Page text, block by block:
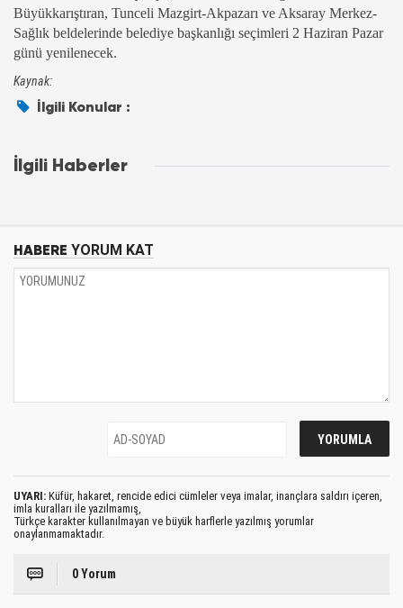
Büyükkarıştıran, Tunceli Mazgirt-Akpazarı ve Aksaray Merkez-
Sağlık beldelerinde belediye başkanlığı seçimleri 2 Haziran Pazar
günü yenilenecek.
Kaynak:
İlgili Konular :
İlgili Haberler
HABERE YORUM KAT
UYARI: Küfür, hakaret, rencide edici cümleler veya imalar, inançlara saldırı içeren,
imla kuralları ile yazılmamış,
Türkçe karakter kullanılmayan ve büyük harflerle yazılmış yorumlar
onaylanmamaktadır.
0 Yorum